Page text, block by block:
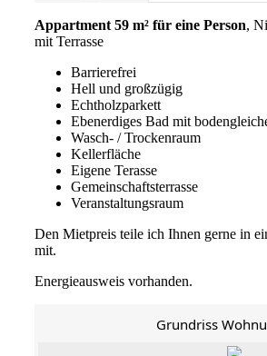
Appartment 59 m² für eine Person,
mit Terrasse
Barrierefrei
Hell und großzügig
Echtholzparkett
Ebenerdiges Bad mit
Wasch- / Trockenraum
Kellerfläche
Eigene Terasse
Gemeinschaftsterrasse
Veranstaltungsraum
Den Mietpreis teile ich Ihnen gerne in
mit.
Energieausweis vorhanden.
Grundriss